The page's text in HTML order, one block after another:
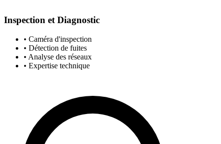
Inspection et Diagnostic
• Caméra d'inspection
• Détection de fuites
• Analyse des réseaux
• Expertise technique